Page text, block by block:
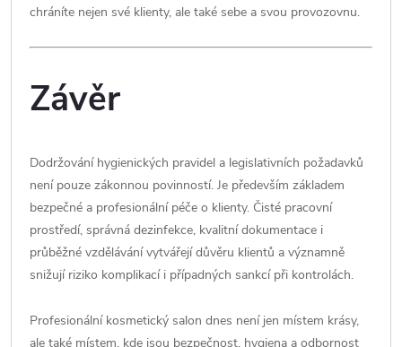
chráníte nejen své klienty, ale také sebe a svou provozovnu.
Závěr
Dodržování hygienických pravidel a legislativních požadavků
není pouze zákonnou povinností. Je především základem
bezpečné a profesionální péče o klienty. Čisté pracovní
prostředí, správná dezinfekce, kvalitní dokumentace i
průběžné vzdělávání vytvářejí důvěru klientů a významně
snižují riziko komplikací i případných sankcí při kontrolách.
Profesionální kosmetický salon dnes není jen místem krásy,
ale také místem, kde jsou bezpečnost, hygiena a odbornost